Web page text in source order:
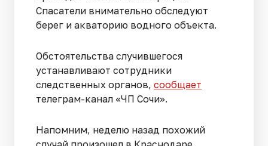
Спасатели внимательно обследуют
берег и акваторию водного объекта.
Обстоятельства случившегося
устанавливают сотрудники
следственных органов, сообщает
телеграм-канал «ЧП Сочи».
Напомним, неделю назад похожий